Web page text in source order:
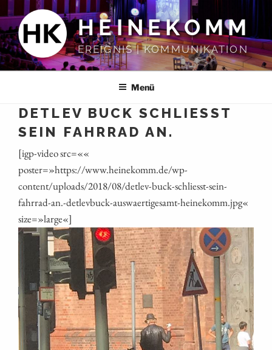
Inhalt
springen
HEINEKOMM
EREIGNIS | KOMMUNIKATION
Menü
DETLEV BUCK SCHLIESST S
EIN FAHRRAD AN.
[igp-video src=««
poster=»https://www.heinekomm.de/wp-
content/uploads/2018/08/detlev-buck-schliesst-sein-
fahrrad-an.-detlevbuck-auswaertigesamt-heinekomm.jpg«
size=»large«]